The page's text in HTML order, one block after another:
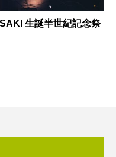
生誕半世紀記念祭